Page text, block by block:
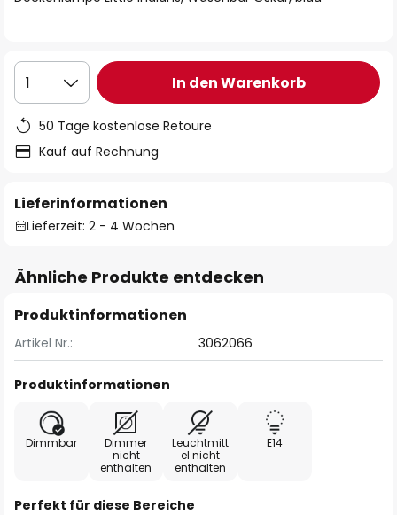
1 In den Warenkorb
50 Tage kostenlose Retoure
Kauf auf Rechnung
Lieferinformationen
Lieferzeit: 2 - 4 Wochen
Ähnliche Produkte entdecken
Produktinformationen
Artikel Nr.: 3062066
Produktinformationen
Dimmbar
Dimmer
nicht
enthalten
Leuchtmitt
el nicht
enthalten
E14
Perfekt für diese Bereiche